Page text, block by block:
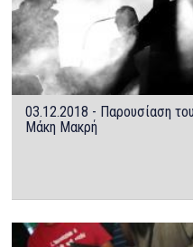
03.12.2018 - Παρουσίαση
Μάκη Μακρή